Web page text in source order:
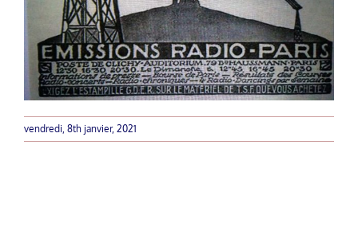
vendredi, 8th janvier, 2021